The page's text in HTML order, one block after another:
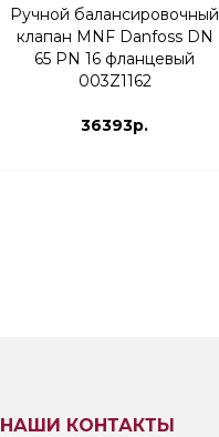
Ручной балансировочный
клапан MNF Danfoss DN
65 PN 16 фланцевый
003Z1162
36393р.
НАШИ КОНТАКТЫ